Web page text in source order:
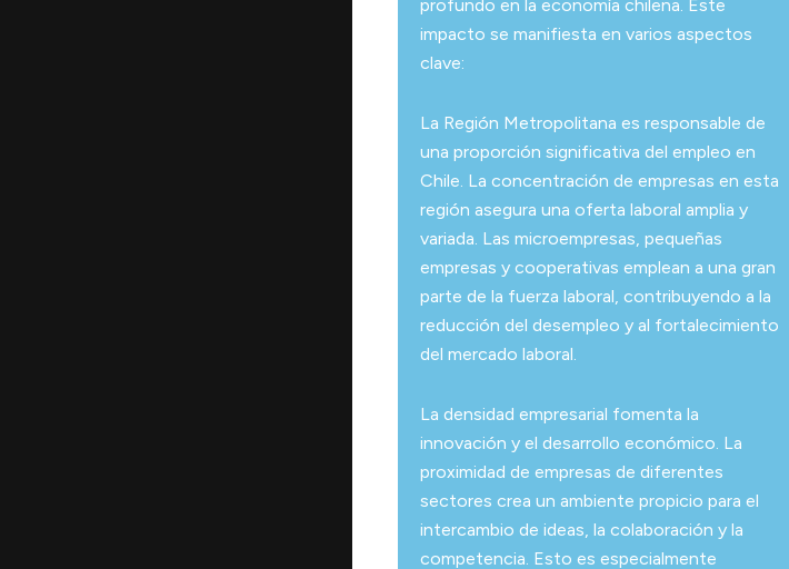
profundo en la economía chilena. Este
impacto se manifiesta en varios aspectos
clave:
La Región Metropolitana es responsable de
una proporción significativa del empleo en
Chile. La concentración de empresas en esta
región asegura una oferta laboral amplia y
variada. Las microempresas, pequeñas
empresas y cooperativas emplean a una gran
parte de la fuerza laboral, contribuyendo a la
reducción del desempleo y al fortalecimiento
del mercado laboral.
La densidad empresarial fomenta la
innovación y el desarrollo económico. La
proximidad de empresas de diferentes
sectores crea un ambiente propicio para el
intercambio de ideas, la colaboración y la
competencia. Esto es especialmente